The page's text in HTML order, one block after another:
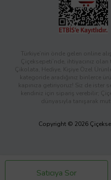
Satıcıya Sor
Türkiye’nin önde gelen online
Çiçeksepeti’nde, ihtiyacınız
Çikolata, Hediye, Kişiye Özel
kategoride aradığınız binlerce
kapınıza getiriyoruz! Siz de ister
kendiniz için sipariş verebilir;
dünyasıyla tanışarak
Copyright © 2026